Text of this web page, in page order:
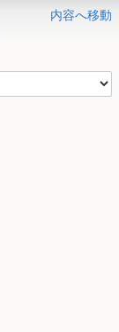
内容へ移動